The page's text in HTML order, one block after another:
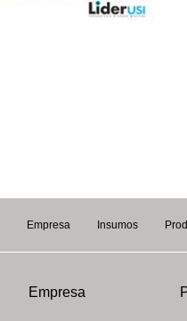
Empresa Insumos
Empresa